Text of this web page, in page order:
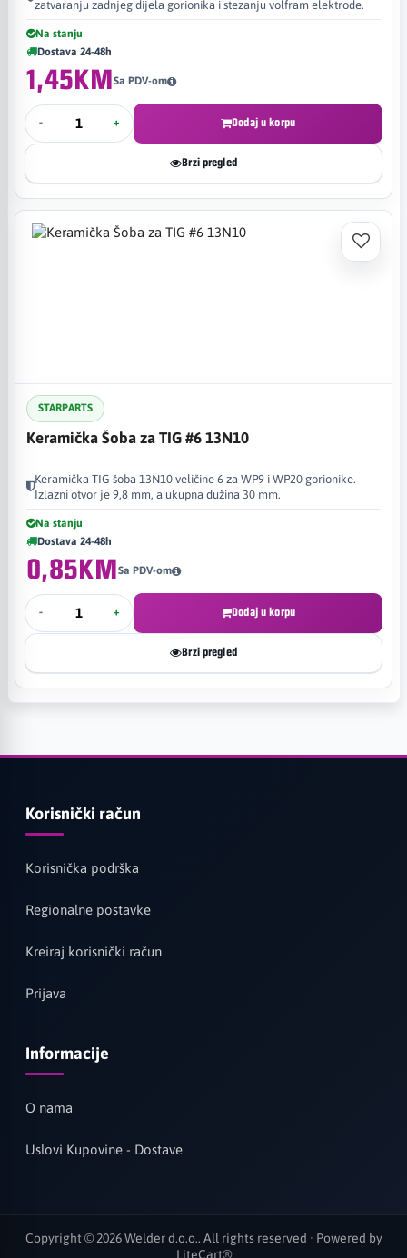
zatvaranju zadnjeg dijela gorionika i stezanju volfram elektrode.
Na stanju
Dostava 24-48h
1,45KMSa PDV-om
- + Dodaj u korpu
Brzi pregled
STARPARTS
Keramička Šoba za TIG #6 13N10
Keramička TIG šoba 13N10 veličine 6 za WP9 i WP20 gorionike.
Izlazni otvor je 9,8 mm, a ukupna dužina 30 mm.
Na stanju
Dostava 24-48h
0,85KMSa PDV-om
- + Dodaj u korpu
Brzi pregled
Korisnički račun
Korisnička podrška
Regionalne postavke
Kreiraj korisnički račun
Prijava
Informacije
O nama
Uslovi Kupovine - Dostave
Copyright © 2026 Welder d.o.o.. All rights reserved · Powered by
LiteCart®